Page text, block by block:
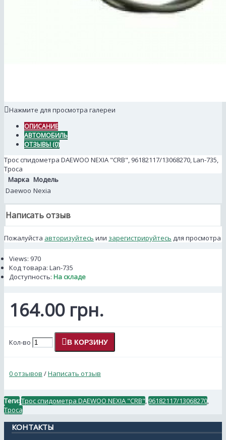
Нажмите для просмотра галереи
ОПИСАНИЕ
АВТОМОБИЛЬ
ОТЗЫВЫ (0)
Трос спидометра DAEWOO NEXIA "CRB", 96182117/13068270, Lan-735,
Троса
Марка Модель
Daewoo Nexia
Написать отзыв
Пожалуйста авторизуйтесь или зарегистрируйтесь для просмотра
Views: 970
Код товара: Lan-735
Доступность: На складе
164.00 грн.
Кол-во В КОРЗИНУ
0 отзывов /Написать отзыв
Теги:Трос спидометра DAEWOO NEXIA "CRB" 96182117/13068270
Троса
КОНТАКТЫ